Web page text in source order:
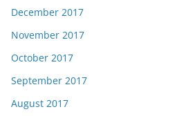
December 2017
November 2017
October 2017
September 2017
August 2017